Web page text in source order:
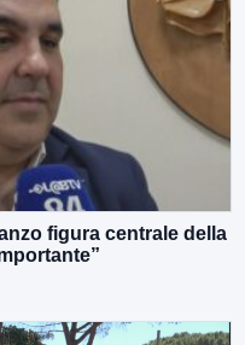
figura centrale della